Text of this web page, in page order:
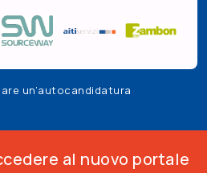
un’autocandidatura
al nuovo portale